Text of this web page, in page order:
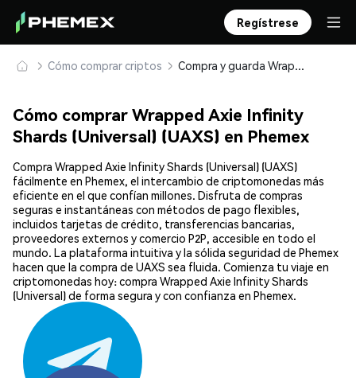
Regístrese
Cómo comprar criptos Compra y guarda Wrapped Axie Infinity Shards (Universal) (UAXS) de forma segura
Cómo comprar Wrapped Axie Infinity
Shards (Universal) (UAXS) en Phemex
Compra Wrapped Axie Infinity Shards (Universal) (UAXS)
fácilmente en Phemex, el intercambio de criptomonedas más
eficiente en el que confían millones. Disfruta de compras
seguras e instantáneas con métodos de pago flexibles,
incluidos tarjetas de crédito, transferencias bancarias,
proveedores externos y comercio P2P, accesible en todo el
mundo. La plataforma intuitiva y la sólida seguridad de Phemex
hacen que la compra de UAXS sea fluida. Comienza tu viaje en
criptomonedas hoy: compra Wrapped Axie Infinity Shards
(Universal) de forma segura y con confianza en Phemex.